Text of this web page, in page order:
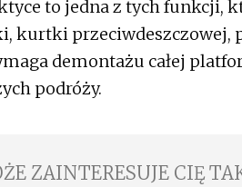
to jedna z tych funkcji,
kurtki przeciwdeszczowej,
demontażu całej
podróży.
ZAINTERESUJE CIĘ